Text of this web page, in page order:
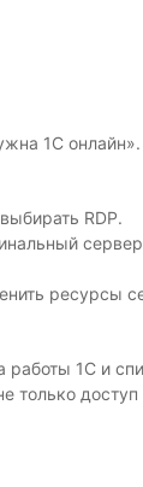
1С онлайн».
RDP.
сервер
ресурсы
работы 1С и
доступ